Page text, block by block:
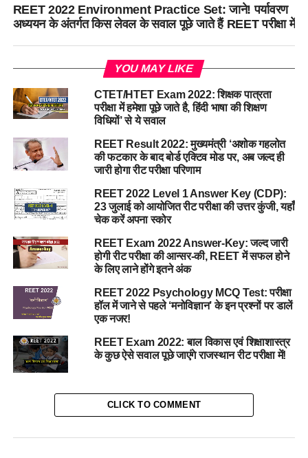
REET 2022 Environment Practice Set: जाने! पर्यावरण
अध्ययन के अंतर्गत किस लेवल के सवाल पूछे जाते हैं REET परीक्षा में
YOU MAY LIKE
CTET/HTET Exam 2022: शिक्षक पात्रता
परीक्षा में हमेशा पूछे जाते है, हिंदी भाषा की शिक्षण
विधियों’ से ये सवाल
REET Result 2022: मुख्यमंत्री ‘अशोक गहलोत
की फटकार के बाद बोर्ड एक्टिव मोड पर, अब जल्द ही
जारी होगा रीट परीक्षा परिणाम
REET 2022 Level 1 Answer Key (CDP):
23 जुलाई को आयोजित रीट परीक्षा की उत्तर कुंजी, यहाँ
चेक करें अपना स्कोर
REET Exam 2022 Answer-Key: जल्द जारी
होगी रीट परीक्षा की आन्सर-की, REET में सफल होने
के लिए लाने होंगे इतने अंक
REET 2022 Psychology MCQ Test: परीक्षा
हॉल में जाने से पहले ‘मनोविज्ञान’ के इन प्रश्नों पर डालें
एक नजर!
REET Exam 2022: बाल विकास एवं शिक्षाशास्त्र
के कुछ ऐसे सवाल पूछे जाएंगे राजस्थान रीट परीक्षा में!
CLICK TO COMMENT